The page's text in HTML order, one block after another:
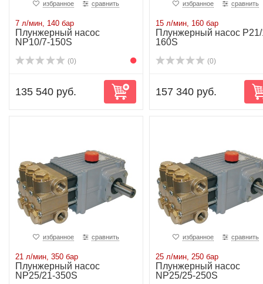
избранное сравнить
7 л/мин, 140 бар
Плунжерный насос
NP10/7-150S
(0)
135 540 руб.
избранное сравнить
15 л/мин, 160 бар
Плунжерный насос
160S
(0)
157 340 руб.
избранное сравнить
21 л/мин, 350 бар
Плунжерный насос
NP25/21-350S
избранное сравнить
25 л/мин, 250 бар
Плунжерный насос
NP25/25-250S